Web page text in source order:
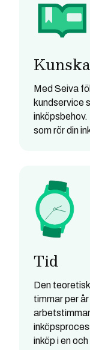
Med Seiva
kundservice
som rör din
Tid
Den
timmar per
inköp i en